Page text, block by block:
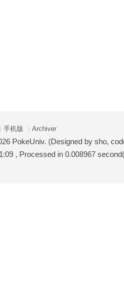
手机版 Archiver
PokeUniv. (Designed by sho,
, Processed in 0.008967